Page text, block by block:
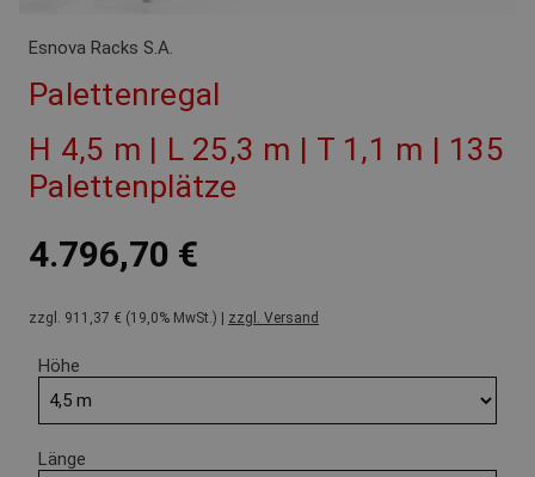
Esnova Racks S.A.
Palettenregal
H 4,5 m | L 25,3 m | T 1,1 m | 135
Palettenplätze
4.796,70 €
zzgl. 911,37 € (19,0% MwSt.) | zzgl. Versand
Höhe
Länge